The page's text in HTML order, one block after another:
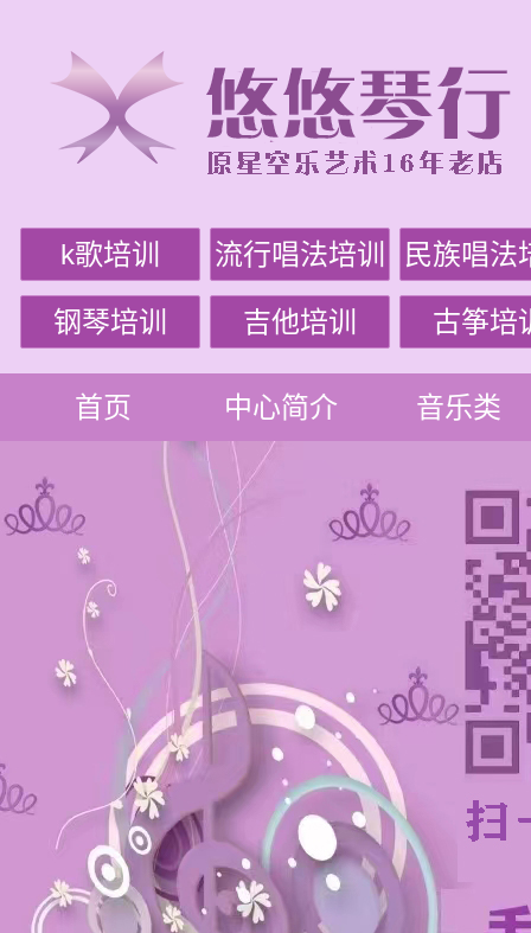
k歌培训 流行唱法培训 民族唱法
钢琴培训 吉他培训 古筝培
首页 中心简介 音乐类